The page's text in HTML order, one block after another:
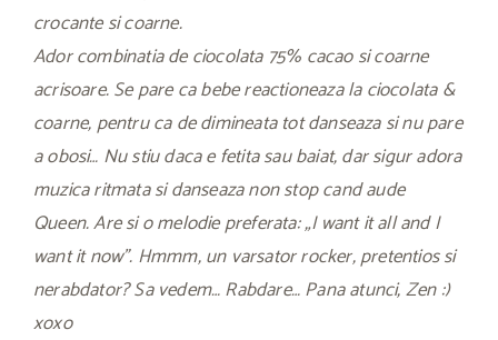
crocante si coarne.
Ador combinatia de ciocolata 75% cacao si coarne
acrisoare. Se pare ca bebe reactioneaza la ciocolata &
coarne, pentru ca de dimineata tot danseaza si nu pare
a obosi… Nu stiu daca e fetita sau baiat, dar sigur adora
muzica ritmata si danseaza non stop cand aude
Queen. Are si o melodie preferata: „I want it all and I
want it now”. Hmmm, un varsator rocker, pretentios si
nerabdator? Sa vedem… Rabdare… Pana atunci, Zen :)
xoxo